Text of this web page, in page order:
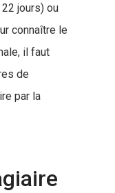
jours) ou
connaître le
il faut
de
par la